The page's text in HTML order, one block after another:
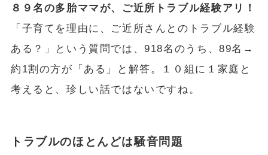
８９名の多胎ママが、ご近所トラブル経験アリ！
「子育てを理由に、ご近所さんとのトラブル経験
ある？」という質問では、918名のうち、89名→
約1割の方が「ある」と解答。１０組に１家庭と
考えると、珍しい話ではないですね。
トラブルのほとんどは騒音問題